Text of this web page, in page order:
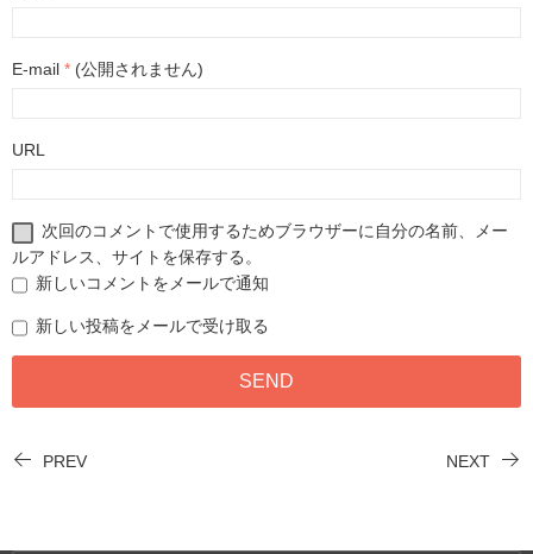
E-mail * (公開されません)
URL
次回のコメントで使用するためブラウザーに自分の名前、メー
ルアドレス、サイトを保存する。
新しいコメントをメールで通知
新しい投稿をメールで受け取る
PREV NEXT